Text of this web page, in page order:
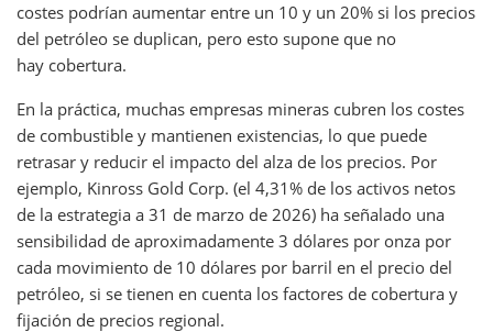
costes podrían aumentar entre un 10 y un 20% si los precios
del petróleo se duplican, pero esto supone que no
hay cobertura.
En la práctica, muchas empresas mineras cubren los costes
de combustible y mantienen existencias, lo que puede
retrasar y reducir el impacto del alza de los precios. Por
ejemplo, Kinross Gold Corp. (el 4,31% de los activos netos
de la estrategia a 31 de marzo de 2026) ha señalado una
sensibilidad de aproximadamente 3 dólares por onza por
cada movimiento de 10 dólares por barril en el precio del
petróleo, si se tienen en cuenta los factores de cobertura y
fijación de precios regional.